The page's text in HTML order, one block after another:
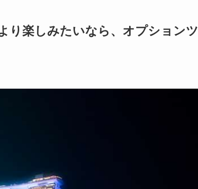
り楽しみたいなら、オプションツ